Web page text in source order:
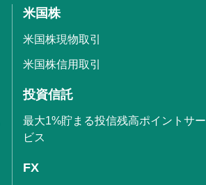
米国株
米国株現物取引
米国株信用取引
投資信託
最大1%貯まる投信残高ポイントサー
ビス
FX